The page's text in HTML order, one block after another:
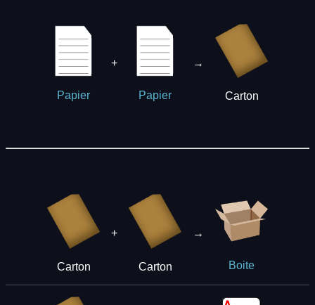
Papier
+
Papier
→
Carton
Carton
+
Carton
→
Boite